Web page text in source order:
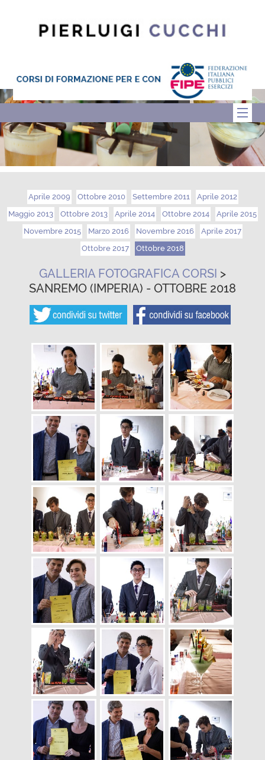
Aprile 2009 Ottobre 2010 Settembre 2011
Aprile 2012
Maggio 2013
Ottobre 2013 Aprile 2014 Ottobre 2014
Aprile 2015
Novembre 2015
Marzo 2016 Novembre 2016
Aprile 2017
Ottobre 2017
Ottobre 2018
GALLERIA FOTOGRAFICA CORSI >
SANREMO (IMPERIA) - OTTOBRE 2018